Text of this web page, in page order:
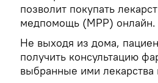
позволит покупать
медпомощь (MPP) онлайн.
Не выходя из дома,
получить консультацию
выбранные ими лекарства